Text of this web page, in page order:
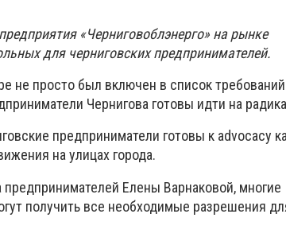
«Черниговоблэнерго» на рынке
для черниговских предпринимателей.
не просто был включен в список требований
Чернигова готовы идти на
предприниматели готовы к advocacy
на улицах города.
Елены Варнаковой, многие
получить все необходимые разрешения